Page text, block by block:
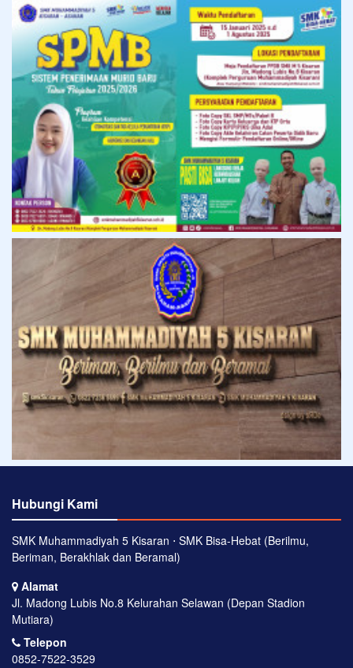
Hubungi Kami
SMK Muhammadiyah 5 Kisaran ⋅ SMK Bisa-Hebat (Berilmu,
Beriman, Berakhlak dan Beramal)
Alamat
Jl. Madong Lubis No.8 Kelurahan Selawan (Depan Stadion
Mutiara)
Telepon
0852-7522-3529